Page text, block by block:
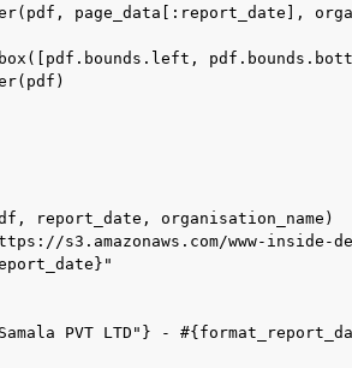
page_data[:report_date],
report_date, organisation_name)
s3.amazonaws.com/www-inside-
PVT LTD"} -